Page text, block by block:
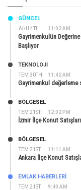
AĞU 4TH 11:02 AM
GÜNCEL
Gayrimenkulün
Başlıyor
TEM 30TH 11:42 AM
TEKNOLOJİ
Gayrimenkul
TEM 21ST 12:02 PM
BÖLGESEL
İzmir İlçe Konut
TEM 21ST 11:11 AM
BÖLGESEL
Ankara İlçe Konut
TEM 21ST 9:40 AM
EMLAK HABERLERI